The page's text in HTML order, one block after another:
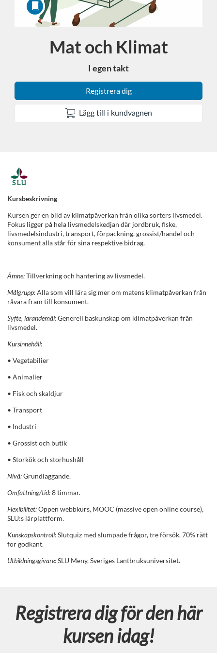
Kurs
Mat och Klimat
I egen takt
Registrera dig
Lägg till i kundvagnen
F
u
l
l
s
t
ä
n
d
i
g
k
u
r
s
b
e
s
Kursbeskrivning
Kursen ger en bild av klimatpåverkan från olika sorters livsmedel.
Fokus ligger på hela livsmedelskedjan där jordbruk, fiske,
livsmedelsindustri, transport, förpackning, grossist/handel och
konsument alla står för sina respektive bidrag.
Ämne:Tillverkning och hantering av livsmedel.
Målgrupp:Alla som vill lära sig mer om matens klimatpåverkan från
råvara fram till konsument.
Syfte, lärandemål:Generell baskunskap om klimatpåverkan från
livsmedel.
Kursinnehåll:
• Vegetabilier
• Animalier
• Fisk och skaldjur
• Transport
• Industri
• Grossist och butik
• Storkök och storhushåll
Nivå:Grundläggande.
Omfattning/tid:8 timmar.
Flexibilitet:Öppen webbkurs, MOOC (massive open online course),
SLU:s lärplattform.
Kunskapskontroll:Slutquiz med slumpade frågor, tre försök, 70% rätt
för godkänt.
Utbildningsgivare:SLU Meny, Sveriges Lantbruksuniversitet.
Registrera dig för den här
kursen idag!